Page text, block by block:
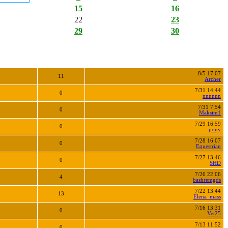
15
16
22
23
29
30
11
8/5 17:07
Archer
0
7/31 14:44
nnnnnn
0
7/31 7:54
Maksim1
0
7/29 16:59
pony
0
7/28 16:07
Equestrian
0
7/27 13:46
SHD
4
7/26 22:06
bashremgds
13
7/22 13:44
Elena_mass
0
7/16 13:31
Vet25
7/13 11:52